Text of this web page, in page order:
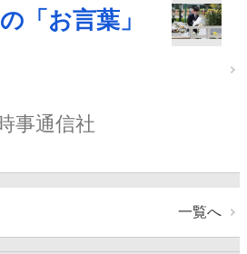
「お言葉」
事通信社
一覧へ